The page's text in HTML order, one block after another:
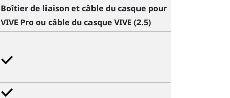
Boîtier de liaison et câble du casque pour
VIVE Prooucâble du casque VIVE (2.5)